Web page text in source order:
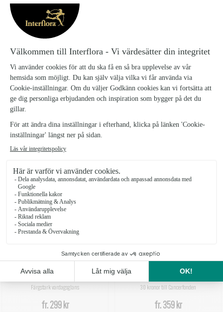
SOMMARFEST
fr. 299 kr
GRATTIS
fr.379 kr
VARDAGSLYX
Färgstark vardagsglans
fr.299 kr
EXTRA OMTANKE
30 kronor till Cancerfonden
fr.359 kr